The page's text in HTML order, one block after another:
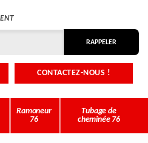
CONTACTEZ-NOUS !
Ramoneur
76
Tubage de
cheminée 76